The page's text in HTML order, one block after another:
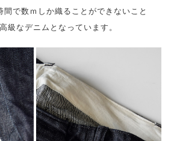
間で数ｍしか織ることができないこと
級なデニムとなっています。